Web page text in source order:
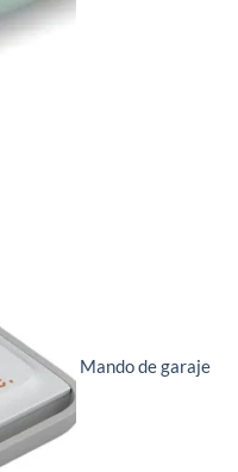
Mando de garaje